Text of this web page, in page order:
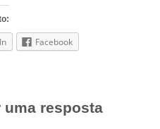
Facebook
uma resposta